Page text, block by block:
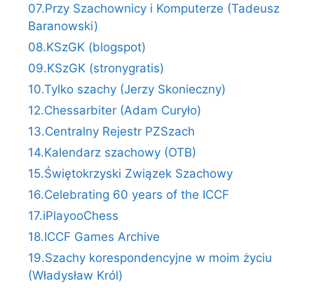
07.Przy Szachownicy i Komputerze (Tadeusz
Baranowski)
08.KSzGK (blogspot)
09.KSzGK (stronygratis)
10.Tylko szachy (Jerzy Skonieczny)
12.Chessarbiter (Adam Curyło)
13.Centralny Rejestr PZSzach
14.Kalendarz szachowy (OTB)
15.Świętokrzyski Związek Szachowy
16.Celebrating 60 years of the ICCF
17.iPlayooChess
18.ICCF Games Archive
19.Szachy korespondencyjne w moim życiu
(Władysław Król)